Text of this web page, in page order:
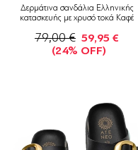
Δερμάτινα σανδάλια Ελληνικής
κατασκευής με χρυσό τοκά Καφέ
79,00 € 59,95 €
(24% OFF)